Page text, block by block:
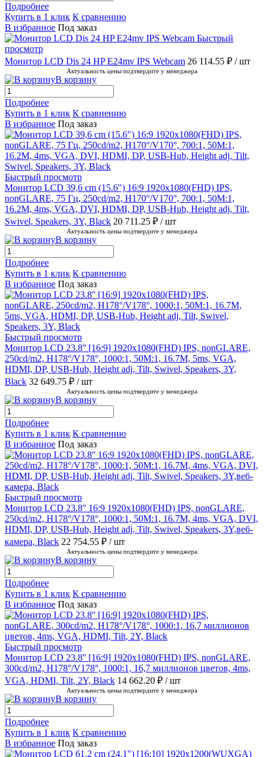
Подробнее
Купить в 1 клик К сравнению
В избранное Под заказ
Быстрый
просмотр
Монитор LСD Dis 24 HP E24mv IPS Webcam 26 114.55 ₽ / шт
Актуальность цены подтвердите у менеджера
В корзину
Подробнее
Купить в 1 клик К сравнению
В избранное Под заказ
Быстрый просмотр
Монитор LCD 39,6 cm (15.6") 16:9 1920х1080(FHD) IPS,
nonGLARE, 75 Гц, 250cd/m2, H170°/V170°, 700:1, 50M:1,
16.2M, 4ms, VGA, DVI, HDMI, DP, USB-Hub, Height adj, Tilt,
Swivel, Speakers, 3Y, Black 20 711.25 ₽ / шт
Актуальность цены подтвердите у менеджера
В корзину
Подробнее
Купить в 1 клик К сравнению
В избранное Под заказ
Быстрый просмотр
Монитор LCD 23.8'' [16:9] 1920х1080(FHD) IPS, nonGLARE,
250cd/m2, H178°/V178°, 1000:1, 50M:1, 16.7M, 5ms, VGA,
HDMI, DP, USB-Hub, Height adj, Tilt, Swivel, Speakers, 3Y,
Black 32 649.75 ₽ / шт
Актуальность цены подтвердите у менеджера
В корзину
Подробнее
Купить в 1 клик К сравнению
В избранное Под заказ
Быстрый просмотр
Монитор LCD 23.8'' 16:9 1920х1080(FHD) IPS, nonGLARE,
250cd/m2, H178°/V178°, 1000:1, 50M:1, 16.7M, 4ms, VGA, DVI,
HDMI, DP, USB-Hub, Height adj, Tilt, Swivel, Speakers, 3Y,веб-
камера, Black 22 754.55 ₽ / шт
Актуальность цены подтвердите у менеджера
В корзину
Подробнее
Купить в 1 клик К сравнению
В избранное Под заказ
Быстрый просмотр
Монитор LCD 23.8'' [16:9] 1920х1080(FHD) IPS, nonGLARE,
300cd/m2, H178°/V178°, 1000:1, 16,7 миллионов цветов, 4ms,
VGA, HDMI, Tilt, 2Y, Black 14 662.20 ₽ / шт
Актуальность цены подтвердите у менеджера
В корзину
Подробнее
Купить в 1 клик К сравнению
В избранное Под заказ